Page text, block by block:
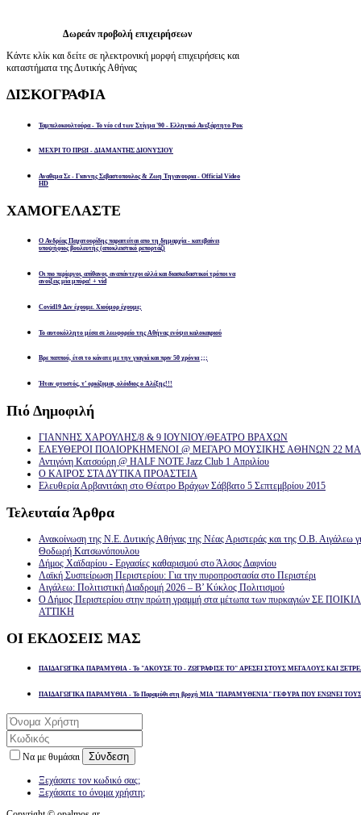
Δωρεάν προβολή επιχειρήσεων
Κάντε κλίκ και δείτε σε ηλεκτρονική μορφή επιχειρήσεις και
καταστήματα της Δυτικής Αθήνας
ΔΙΣΚΟΓΡΑΦΙΑ
Ταμπελοκουλτούρα - Το νέο cd των Στίγμα '90 - Ελληνικό Ανεξάρτητο Ροκ
ΜΕΧΡΙ ΤΟ ΠΡΩΙ - ΔΙΑΜΑΝΤΗΣ ΔΙΟΝΥΣΙΟΥ
Αναθεμα Σε - Γιαννης Σεβαστοπουλος & Ζωη Τηγανουρια - Official Video
HD
ΧΑΜΟΓΕΛΑΣΤΕ
Ο Ανδρέας Παχατουρίδης παραιτείται απο τη δημαρχία - κατεβαίνει
υποψήφιος βουλευτής (αποκλειστικό ρεπορτάζ)
Οι πιο περίεργοι, απίθανοι, αναπάντεχοι αλλά και διασκεδαστικοί τρόποι να
ανοίξεις μία μπύρα! + vid
Covid19 Δεν έχουμε. Χιούμορ έχουμε;
Το αυτοκόλλητο μέσα σε λεωφορείο της Αθήνας ενόψει καλοκαιριού
Βρε παππού, έτσι το κάνατε με την γιαγιά και πριν 50 χρόνια ;;;
Ήταν φτυστός, τ’ ορκίζομαι, ολόιδιος ο Αλέξης!!!
Πιό Δημοφιλή
ΓΙΑΝΝΗΣ ΧΑΡΟΥΛΗΣ/8 & 9 ΙΟΥΝΙΟΥ/ΘΕΑΤΡΟ ΒΡΑΧΩΝ
ΕΛΕΥΘΕΡΟΙ ΠΟΛΙΟΡΚΗΜΕΝΟΙ @ ΜΕΓΑΡΟ ΜΟΥΣΙΚΗΣ ΑΘΗΝΩΝ 22
Αντιγόνη Κατσούρη @ HALF NOTE Jazz Club 1 Απριλίου
Ο ΚΑΙΡΟΣ ΣΤΑ ΔΥΤΙΚΑ ΠΡΟΑΣΤΕΙΑ
Ελευθερία Αρβανιτάκη στο Θέατρο Βράχων Σάββατο 5 Σεπτεμβρίου 2015
Τελευταία Άρθρα
Ανακοίνωση της Ν.Ε. Δυτικής Αθήνας της Νέας Αριστεράς και της Ο.Β. Αιγάλεω
Θοδωρή Κατσωνόπουλου
Δήμος Χαϊδαρίου - Εργασίες καθαρισμού στο Άλσος Δαφνίου
Λαϊκή Συσπείρωση Περιστερίου: Για την πυροπροστασία στο Περιστέρι
Αιγάλεω: Πολιτιστική Διαδρομή 2026 – Β’ Κύκλος Πολιτισμού
Ο Δήμος Περιστερίου στην πρώτη γραμμή στα μέτωπα των πυρκαγιών ΣΕ
ΑΤΤΙΚΗ
ΟΙ ΕΚΔΟΣΕΙΣ ΜΑΣ
ΠΑΙΔΑΓΩΓΙΚΑ ΠΑΡΑΜΥΘΙΑ - Το "ΑΚΟΥΣΕ ΤΟ - ΖΩΓΡΑΦΙΣΕ ΤΟ" ΑΡΕΣΕΙ ΣΤΟΥΣ ΜΕΓΑΛΟΥΣ ΚΑΙ
ΠΑΙΔΑΓΩΓΙΚΑ ΠΑΡΑΜΥΘΙΑ - Το Παραμύθι στη βροχή ΜΙΑ "ΠΑΡΑΜΥΘΕΝΙΑ" ΓΕΦΥΡΑ ΠΟΥ ΕΝΩΝΕΙ
Να με θυμάσαι Σύνδεση
Ξεχάσατε τον κωδικό σας;
Ξεχάσατε το όνομα χρήστη;